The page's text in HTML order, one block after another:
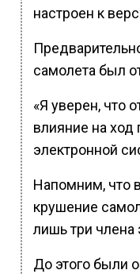
настроен к
самолета был
«Я уверен, что
влияние на ход
электронной
Напомним, что
крушение
лишь три члена
До этого были